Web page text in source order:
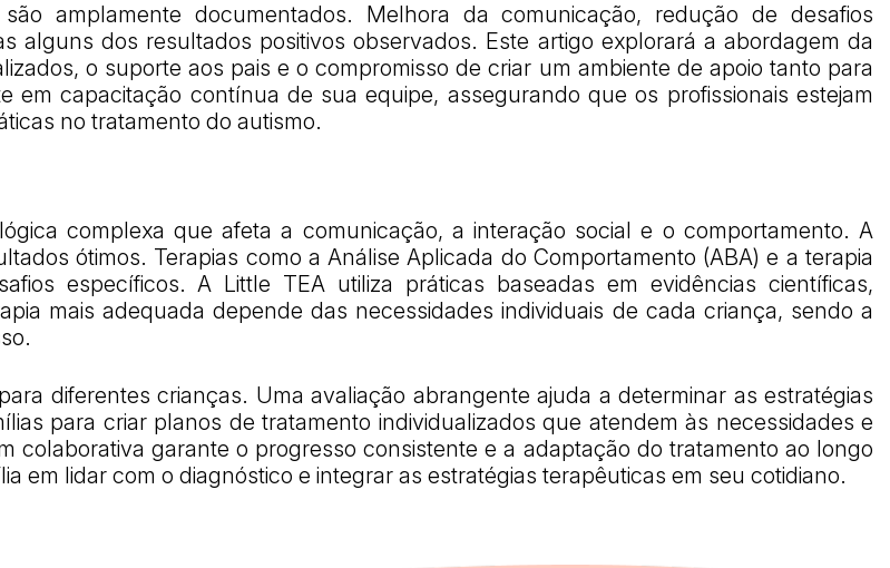
amplamente documentados. Melhora da comunicação, redução de desafios
alguns dos resultados positivos observados. Este artigo explorará a abordagem da
o suporte aos pais e o compromisso de criar um ambiente de apoio tanto para
capacitação contínua de sua equipe, assegurando que os profissionais estejam
no tratamento do autismo.
complexa que afeta a comunicação, a interação social e o comportamento. A
ótimos. Terapias como a Análise Aplicada do Comportamento (ABA) e a terapia
específicos. A Little TEA utiliza práticas baseadas em evidências científicas,
mais adequada depende das necessidades individuais de cada criança, sendo a
diferentes crianças. Uma avaliação abrangente ajuda a determinar as estratégias
para criar planos de tratamento individualizados que atendem às necessidades e
colaborativa garante o progresso consistente e a adaptação do tratamento ao longo
em lidar com o diagnóstico e integrar as estratégias terapêuticas em seu cotidiano.